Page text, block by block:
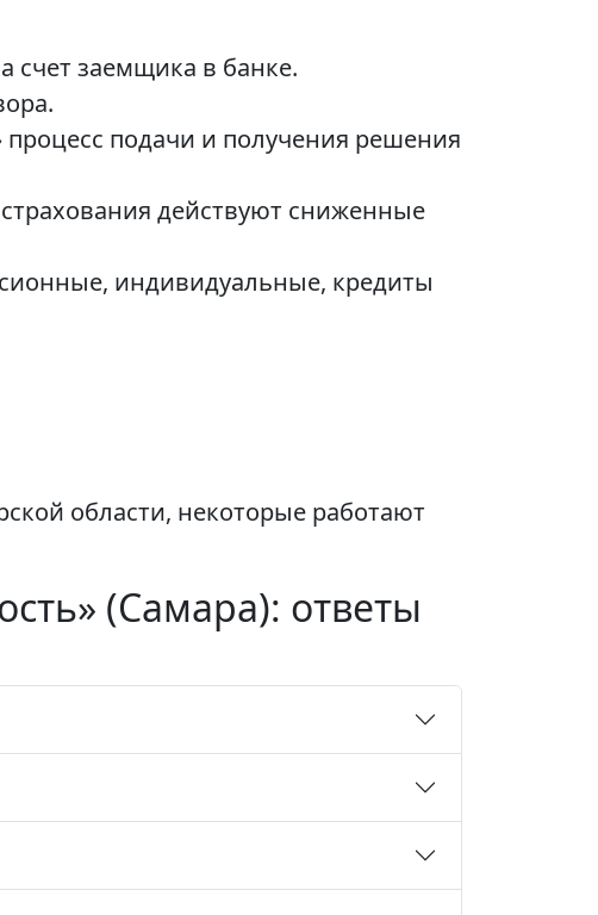
счет заемщика в банке.
процесс подачи и получения решения
действуют сниженные
индивидуальные, кредиты
области, некоторые работают
(Самара): ответы